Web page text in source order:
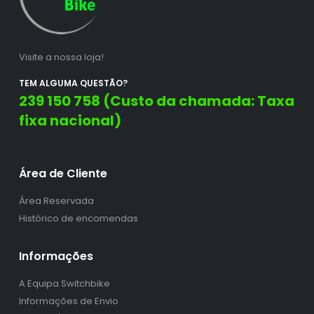
Visite a nossa loja!
TEM ALGUMA QUESTÃO?
239 150 758 (Custo da chamada: Taxa
fixa nacional)
Área de Cliente
Área Reservada
Histórico de encomendas
Informações
A Equipa Switchbike
Informações de Envio